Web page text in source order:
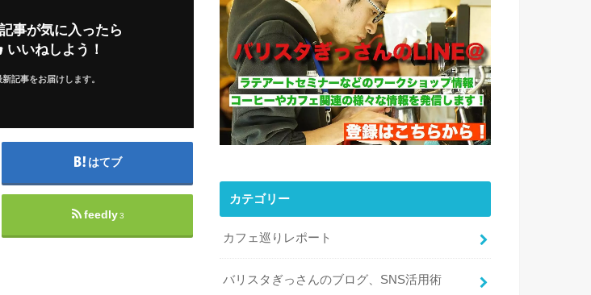
事が気に入ったら
いいねしよう！
新記事をお届けします。
はてブ
feedly 3
カテゴリー
カフェ巡りレポート
バリスタぎっさんのブログ、SNS活用術